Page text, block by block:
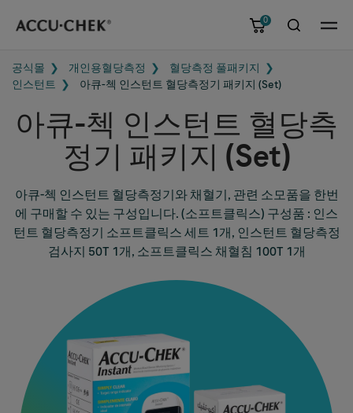
0 메뉴
공식몰 개인용혈당측정
혈당측정 풀패키지
인스턴트
아큐-첵 인스턴트 혈당측정기 패키지 (Set)
아큐-첵 인스턴트 혈당측
정기 패키지 (Set)
아큐-첵 인스턴트 혈당측정기와 채혈기, 관련 소모품을 한번
에 구매할 수 있는 구성입니다. (소프트클릭스) 구성품 : 인스
턴트 혈당측정기 소프트클릭스 세트 1개, 인스턴트 혈당측정
검사지 50T 1개, 소프트클릭스 채혈침 100T 1개